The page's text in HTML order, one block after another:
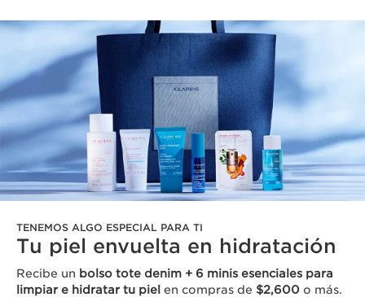
TENEMOS ALGO ESPECIAL PARA TI
Tu piel envuelta en hidratación
Recibe un bolso tote denim + 6 minis esenciales para
limpiar e hidratar tu piel en compras de $2,600 o más.